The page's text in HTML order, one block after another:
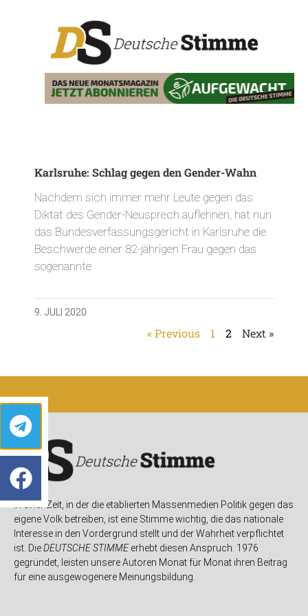
Karlsruhe: Schlag gegen den Gender-Wahn
Nachdem sich immer mehr Leute gegen das
Diktat des Gender-Neusprech auflehnen, hat nun
das Bundesverfassungsgericht in Karlsruhe die
Beschwerde einer 82-jährigen Frau gegen das
sogenannte
9. JULI 2020
« Previous 1 2 Next »
In einer Zeit, in der die etablierten Massenmedien Politik gegen das
eigene Volk betreiben, ist eine Stimme wichtig, die das nationale
Interesse in den Vordergrund stellt und der Wahrheit verpflichtet
ist. DieDEUTSCHE STIMMEerhebt diesen Anspruch. 1976
gegründet, leisten unsere Autoren Monat für Monat ihren Beitrag
für eine ausgewogenere Meinungsbildung.